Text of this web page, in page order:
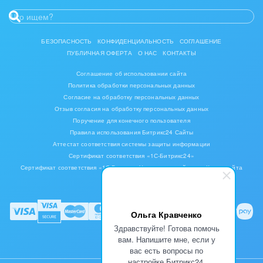
Ольга Кравченко
Здравствуйте! Готова помочь
вам. Напишите мне, если у
вас есть вопросы по
БЕЗОПАСНОСТЬ КОНФИДЕНЦИАЛЬНОСТЬ
СОГЛАШЕНИЕ
ПУБЛИЧНАЯ ОФЕРТА
О НАС КОНТАКТЫ
Соглашение об использовании сайта
Политика обработки персональных данных
Согласие на обработку персональных данных
Отзыв согласия на обработку персональных данных
Поручение для конечного пользователя
Правила использования Битрикс24 Сайты
Аттестат соответствия системы защиты информации
Сертификат соответствия «1С-Битрикс24»
Сертификат соответствия «1С-Битрикс: Управление сайтом»
Карта сайта